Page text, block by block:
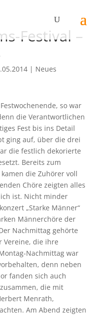
Festival –
| Neues
so war
die Verantwortlichen
Fest bis ins Detail
ging auf, über die drei
die festlich dekorierte
Bereits zum
kamen die Zuhörer voll
Chöre zeigten alles
ist. Nicht minder
„Starke Männer“
Männerchöre der
Nachmittag gehörte
Vereine, die ihre
Nachmittag war
denn neben
fanden sich auch
die mit
Menrath,
Am Abend zeigten